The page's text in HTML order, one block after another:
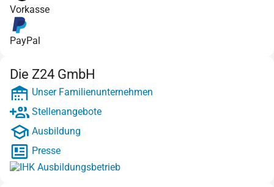
Vorkasse
PayPal
Die Z24 GmbH
Unser Familienunternehmen
Stellenangebote
Ausbildung
Presse